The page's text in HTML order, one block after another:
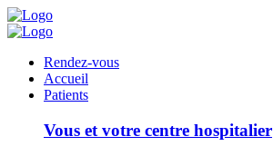
Rendez-vous
Accueil
Patients
Vous et votre centre hospitalier
Panneau de gestion des cookies